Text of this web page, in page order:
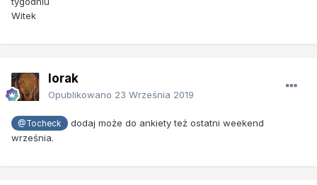
Witek
lorak
Opublikowano 23 Września 2019
@Tocheck
dodaj może do ankiety też ostatni weekend
września.